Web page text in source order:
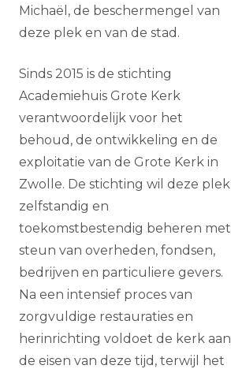
Michaël, de beschermengel van
deze plek en van de stad.
‍Sinds 2015 is de stichting
Academiehuis Grote Kerk
verantwoordelijk voor het
behoud, de ontwikkeling en de
exploitatie van de Grote Kerk in
Zwolle. De stichting wil deze plek
zelfstandig en
toekomstbestendig beheren met
steun van overheden, fondsen,
bedrijven en particuliere gevers.
Na een intensief proces van
zorgvuldige restauraties en
herinrichting voldoet de kerk aan
de eisen van deze tijd, terwijl het